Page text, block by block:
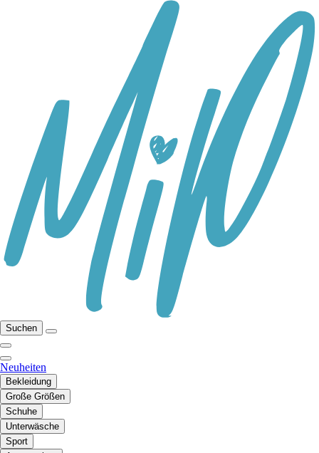
Suchen
Neuheiten
Bekleidung
Große Größen
Schuhe
Unterwäsche
Sport